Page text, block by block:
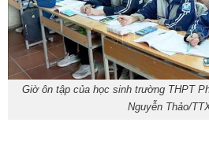
Giờ ôn tập của học sinh trường THPT
Nguyễn Thảo/